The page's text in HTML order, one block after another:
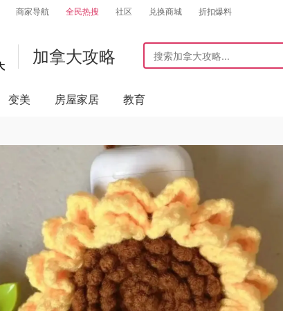
商家导航 全民热搜 社区 兑换商城 折扣爆料
加拿大攻略
变美 房屋家居 教育